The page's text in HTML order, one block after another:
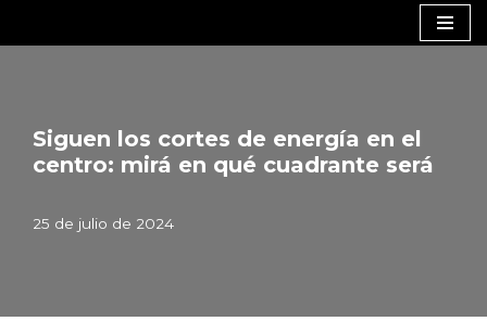
Siguen los cortes de energía en el
centro: mirá en qué cuadrante será
25 de julio de 2024